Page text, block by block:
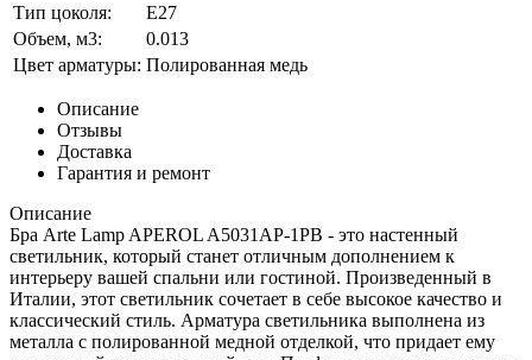
Тип цоколя:
E27
Объем, м3:
0.013
Цвет арматуры: Полированная медь
Описание
Отзывы
Доставка
Гарантия и ремонт
Описание
Бра Arte Lamp APEROL A5031AP-1PB - это настенный
светильник, который станет отличным дополнением к
интерьеру вашей спальни или гостиной. Произведенный в
Италии, этот светильник сочетает в себе высокое качество и
классический стиль. Арматура светильника выполнена из
металла с полированной медной отделкой, что придает ему